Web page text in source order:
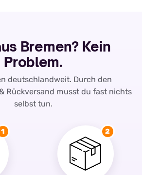
Bremen? Kein
Problem.
deutschlandweit. Durch den
Rückversand musst du fast nichts
selbst tun.
1 2